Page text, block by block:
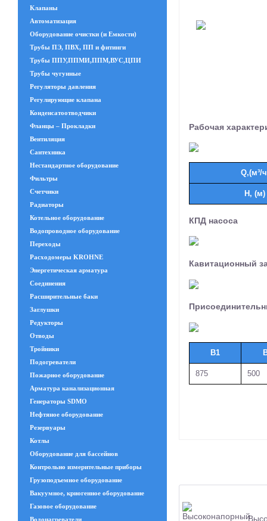
Клапаны
Автоматизация
Оборудование очистки (и Емкости)
Трубы ПЭ, ПВХ, ПП и фитинги
Трубы ППУ,ППМИ,ППМ,ВУС,ЦПИ
Трубы чугунные
Регуляторы давления
Регулирующие клапана
Конденсатоотводчики
Фланцы – Прокладки
Вентиляция
Сантехника
Нестандартное оборудование
Фильтры
Счетчики
Радиаторы
Котельное оборудование
Водопроводное оборудование
Переходы
Расходомеры KROHNE
Энергетическая арматура
Соединения
Расширительные баки
Заглушки
Редукторы
Отводы
Тройники
Подогреватели
Пожарное оборудование
Арматура канализационная
Генераторы SDMO
Нефтяное оборудование
Резервуары
Котлы
Оборудование для бассейнов
Контрольно измерительные приборы
Грузоподъемное оборудование
Вакуумное, криогенное оборудование
Газовое оборудование
Водонагреватели
Рабочая
Q,(м³/
Н, (м)
КПД насоса
Кавитационный
В1
875 500